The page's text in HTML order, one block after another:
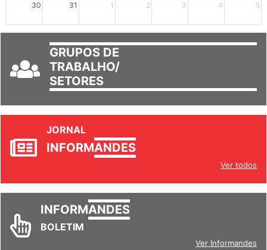
30 31 1 2 3 4 5
GRUPOS DE
TRABALHO/
SETORES
JORNAL
INFORMANDES
Ver todos
INFORMANDES
BOLETIM
Ver Informandes